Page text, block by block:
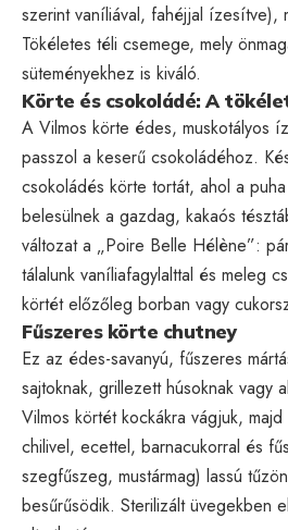
szerint vaníliával, fahéjjal ízesítve),
Tökéletes téli csemege, mely
süteményekhez is kiváló.
Körte és csokoládé: A
A Vilmos körte édes, muskotályos
passzol a keserű csokoládéhoz.
csokoládés körte tortát, ahol a
belesülnek a gazdag, kakaós
változat a „Poire Belle Hélène”:
tálalunk vaníliafagylalttal és meleg
körtét előzőleg borban vagy
Fűszeres körte chutney
Ez az édes-savanyú, fűszeres
sajtoknak, grillezett húsoknak vagy
Vilmos körtét kockákra vágjuk,
chilivel, ecettel, barnacukorral és
szegfűszeg, mustármag) lassú
besűrűsödik. Sterilizált üvegekben